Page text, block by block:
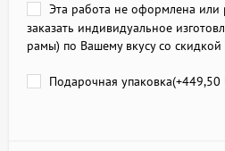
Эта работа не оформлена или
заказать индивидуальное
рамы) по Вашему вкусу со скидкой
Подарочная упаковка(+449,50